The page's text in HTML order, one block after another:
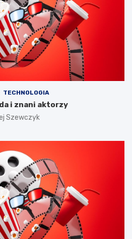
TECHNOLOGIA
i znani aktorzy
Szewczyk